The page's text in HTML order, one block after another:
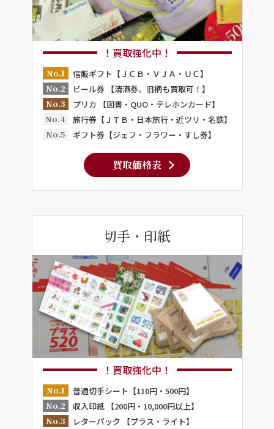
！買取強化中！
No.1
信販ギフト【ＪＣＢ・ＶＪＡ・ＵＣ】
No.2
ビール券 【清酒券、旧柄も買取可！】
No.3
プリカ 【図書・QUO・テレホンカード】
No.4
旅行券【ＪＴＢ・日本旅行・近ツリ・名鉄】
No.5
ギフト券【ジェフ・フラワー・すし券】
買取価格表
切手・印紙
！買取強化中！
No.1
普通切手シート【110円・500円】
No.2
収入印紙 【200円・10,000円以上】
No.3
レターパック 【プラス・ライト】